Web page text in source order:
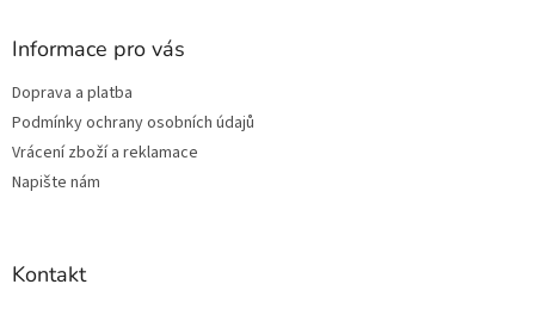
Informace pro vás
Doprava a platba
Podmínky ochrany osobních údajů
Vrácení zboží a reklamace
Napište nám
Kontakt